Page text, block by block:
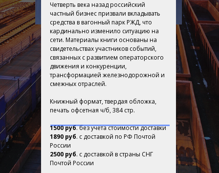
Четверть века назад российский
частный бизнес призвали вкладывать
средства в вагонный парк РЖД, что
кардинально изменило ситуацию на
сети. Материалы книги основаны на
свидетельствах участников событий,
связанных с развитием операторского
движения и конкуренции,
трансформацией железнодорожной и
смежных отраслей.
Книжный формат, твердая обложка,
печать офсетная ч/б, 384 стр.
1500 руб. без учета стоимости доставки
1890 руб. с доставкой по РФ Почтой
России
2500 руб. с доставкой в страны СНГ
Почтой России